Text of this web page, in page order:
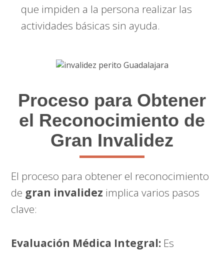
que impiden a la persona realizar las
actividades básicas sin ayuda.
Proceso para Obtener
el Reconocimiento de
Gran Invalidez
El proceso para obtener el reconocimiento
de gran invalidez implica varios pasos
clave:
Evaluación Médica Integral: Es